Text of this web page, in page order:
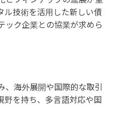
ル技術を活用した新しい債
ック企業との協業が求めら
海外展開や国際的な取引
野を持ち、多言語対応や国